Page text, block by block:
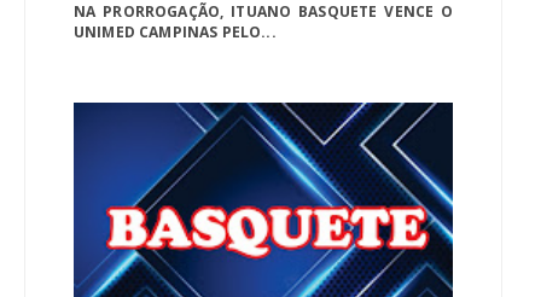
NA PRORROGAÇÃO, ITUANO BASQUETE VENCE O
UNIMED CAMPINAS PELO...